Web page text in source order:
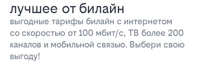
лучшее от билайн
выгодные тарифы билайн с интернетом
со скоростью от 100 мбит/с, ТВ более 200
каналов и мобильной связью. Выбери свою
выгоду!